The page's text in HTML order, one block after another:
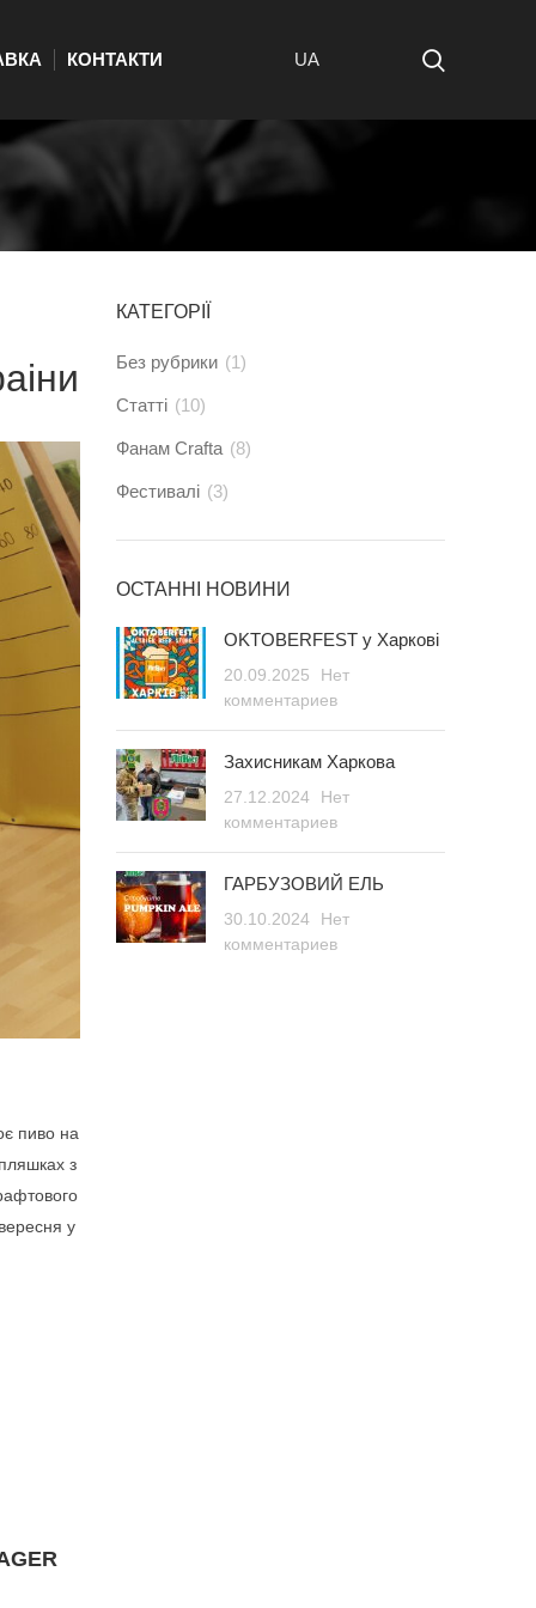
КОНТАКТИ UA
пиво на
з
у
КАТЕГОРІЇ
Без рубрики (1)
Статті (10)
Фанам Crafta (8)
Фестивалі (3)
ОСТАННІ НОВИНИ
OKTOBERFEST у Харкові
20.09.2025
Нет
комментариев
Захисникам Харкова
27.12.2024
Нет
комментариев
ГАРБУЗОВИЙ ЕЛЬ
30.10.2024
Нет
комментариев